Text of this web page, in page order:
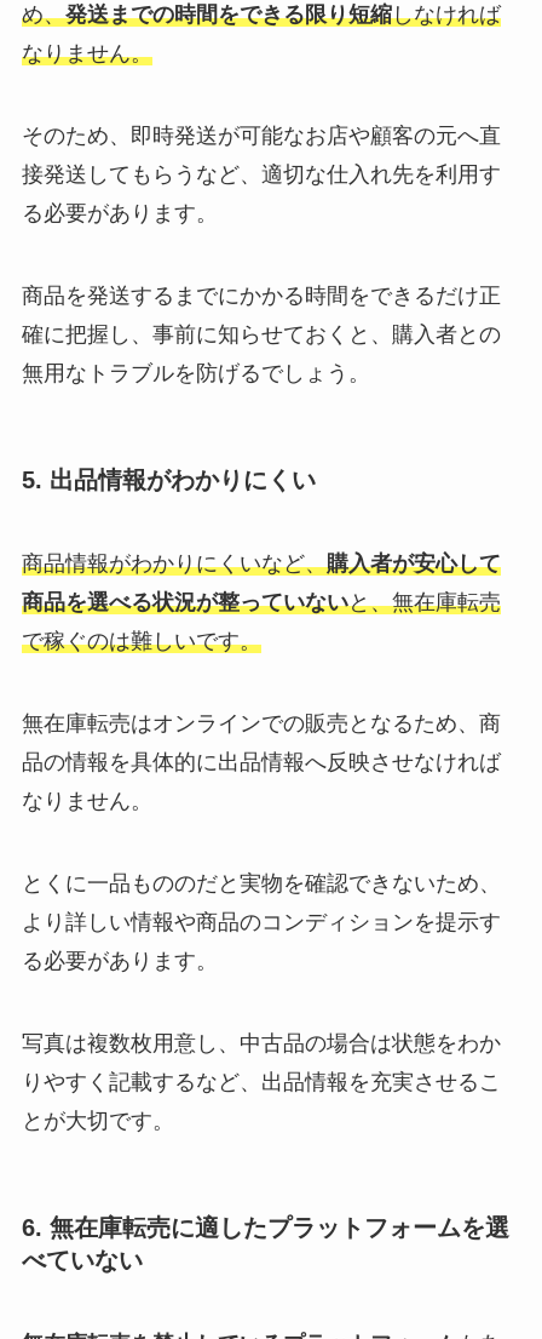
め、発送までの時間をできる限り短縮しなければ
なりません。
そのため、即時発送が可能なお店や顧客の元へ直
接発送してもらうなど、適切な仕入れ先を利用す
る必要があります。
商品を発送するまでにかかる時間をできるだけ正
確に把握し、事前に知らせておくと、購入者との
無用なトラブルを防げるでしょう。
5. 出品情報がわかりにくい
商品情報がわかりにくいなど、購入者が安心して
商品を選べる状況が整っていないと、無在庫転売
で稼ぐのは難しいです。
無在庫転売はオンラインでの販売となるため、商
品の情報を具体的に出品情報へ反映させなければ
なりません。
とくに一品もののだと実物を確認できないため、
より詳しい情報や商品のコンディションを提示す
る必要があります。
写真は複数枚用意し、中古品の場合は状態をわか
りやすく記載するなど、出品情報を充実させるこ
とが大切です。
6. 無在庫転売に適したプラットフォームを選
べていない